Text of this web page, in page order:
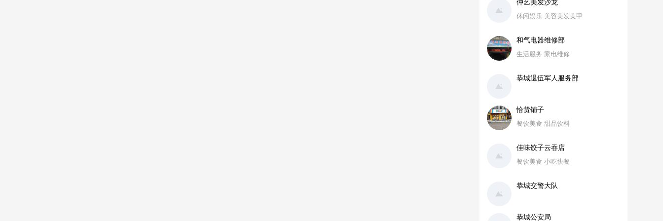
仲艺美发沙龙
休闲娱乐 美容美发美甲
和气电器维修部
生活服务 家电维修
恭城退伍军人服务部
恰货铺子
餐饮美食 甜品饮料
佳味饺子云吞店
餐饮美食 小吃快餐
恭城交警大队
恭城公安局